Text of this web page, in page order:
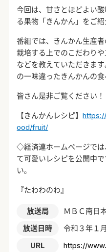
今回は、甘さとほどよい
る果物「きんかん」をご紹
番組では、きんかん生産
栽培する上でのこだわり
などを教えていただきま
の一味違ったきんかんの食
皆さん是非ご覧ください！
【きんかんレシピ】
ood/fruit/
◇経済連ホームページでは
て可愛いレシピを公開中
い。
『たわわのわ』
放送局
ＭＢＣ南日
放送日時
令和３年１
URL
https://